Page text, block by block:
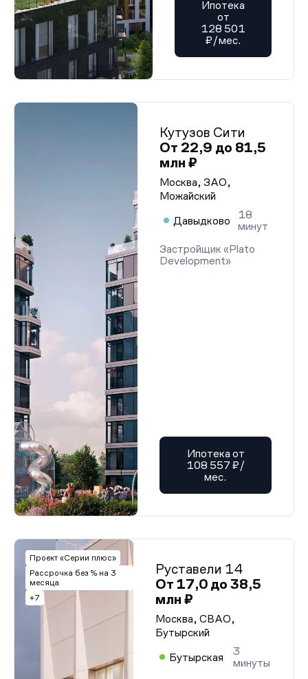
Ипотека
от
128 501
₽/мес.
Кутузов Сити
От 22,9 до 81,5
млн ₽
Москва, ЗАО,
Можайский
Давыдково
18
минут
Застройщик «Plato
Development»
Ипотека от
108 557 ₽/
мес.
Проект «Серии плюс»
Рассрочка без % на 3
месяца
+7
Руставели 14
От 17,0 до 38,5
млн ₽
Москва, СВАО,
Бутырский
Бутырская
3
минуты